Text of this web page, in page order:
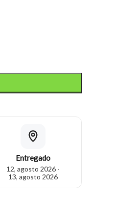
Entregado
12, agosto 2026 -
13, agosto 2026